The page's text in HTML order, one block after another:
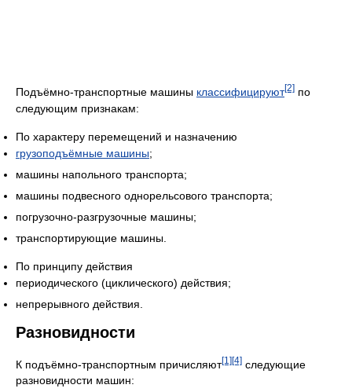
Подъёмно-транспортные машины классифицируют[2] по
следующим признакам:
По характеру перемещений и назначению
грузоподъёмные машины;
машины напольного транспорта;
машины подвесного однорельсового транспорта;
погрузочно-разгрузочные машины;
транспортирующие машины.
По принципу действия
периодического (циклического) действия;
непрерывного действия.
Разновидности
К подъёмно-транспортным причисляют[1][4] следующие
разновидности машин: